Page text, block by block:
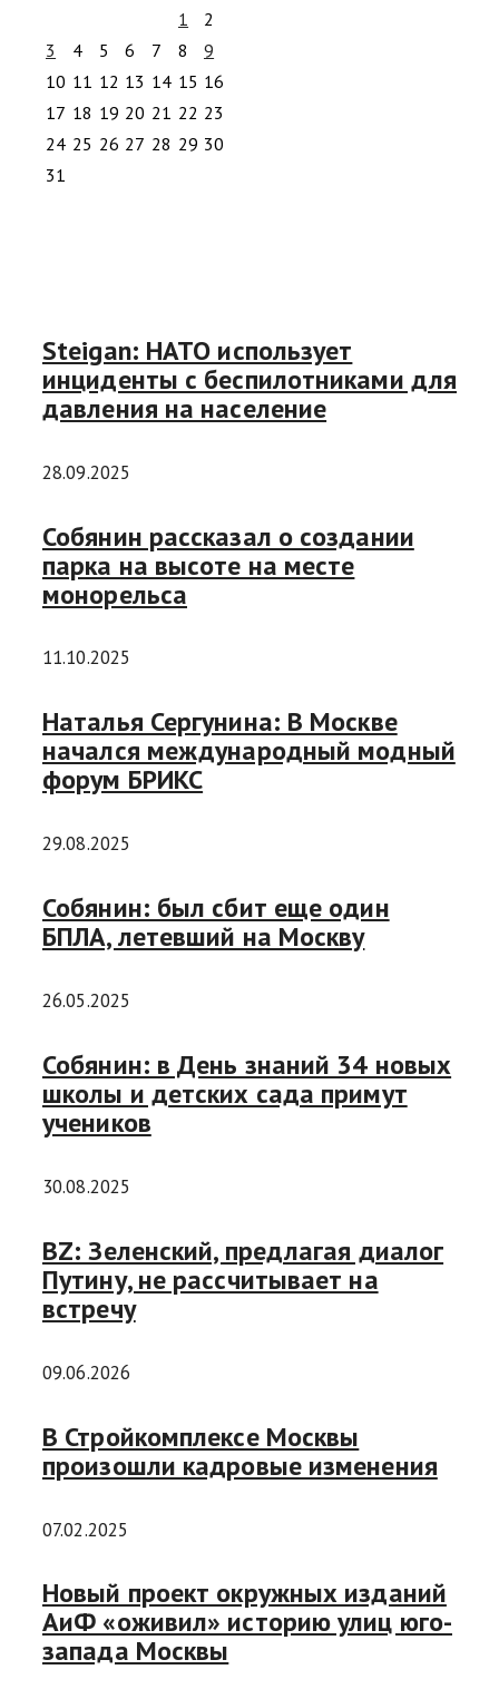
1
2
3
4 5 6 7 8
9
10 11 12 13 14 15 16
17 18 19 20 21 22 23
24 25 26 27 28 29 30
31
Steigan: НАТО использует
инциденты с беспилотниками для
давления на население
28.09.2025
Собянин рассказал о создании
парка на высоте на месте
монорельса
11.10.2025
Наталья Сергунина: В Москве
начался международный модный
форум БРИКС
29.08.2025
Собянин: был сбит еще один
БПЛА, летевший на Москву
26.05.2025
Собянин: в День знаний 34 новых
школы и детских сада примут
учеников
30.08.2025
BZ: Зеленский, предлагая диалог
Путину, не рассчитывает на
встречу
09.06.2026
В Стройкомплексе Москвы
произошли кадровые изменения
07.02.2025
Новый проект окружных изданий
АиФ «оживил» историю улиц юго-
запада Москвы